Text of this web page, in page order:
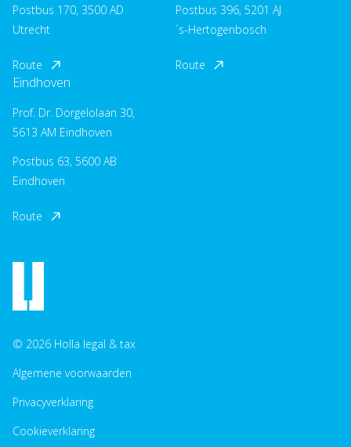
Postbus 170, 3500 AD
Utrecht
Route
Postbus 396, 5201 AJ
´s-Hertogenbosch
Route
Eindhoven
Prof. Dr. Dorgelolaan 30,
5613 AM Eindhoven
Postbus 63, 5600 AB
Eindhoven
Route
© 2026 Holla legal & tax
Algemene voorwaarden
Privacyverklaring
Cookieverklaring